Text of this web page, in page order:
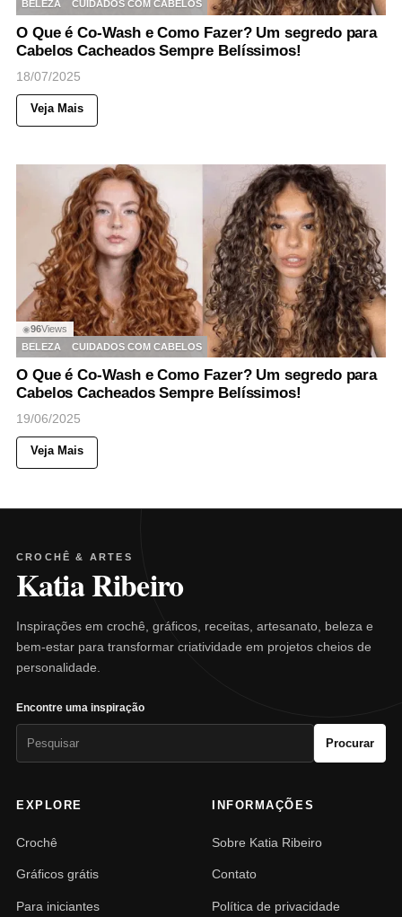
BELEZA
CUIDADOS COM CABELOS
O Que é Co-Wash e Como Fazer? Um segredo para
Cabelos Cacheados Sempre Belíssimos!
18/07/2025
Veja Mais
◉96Views
BELEZA
CUIDADOS COM CABELOS
O Que é Co-Wash e Como Fazer? Um segredo para
Cabelos Cacheados Sempre Belíssimos!
19/06/2025
Veja Mais
CROCHÊ & ARTES
Katia Ribeiro
Inspirações em crochê, gráficos, receitas, artesanato, beleza e
bem-estar para transformar criatividade em projetos cheios de
personalidade.
Encontre uma inspiração
Procurar
EXPLORE
Crochê
Gráficos grátis
Para iniciantes
INFORMAÇÕES
Sobre Katia Ribeiro
Contato
Política de privacidade